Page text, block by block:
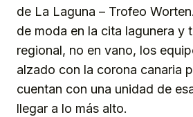
de La Laguna – Trofeo
de moda en la cita lagunera y
regional, no en vano, los
alzado con la corona canaria
cuentan con una unidad de
llegar a lo más alto.